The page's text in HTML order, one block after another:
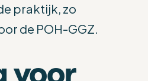
praktijk, zo
de POH-GGZ.
voor